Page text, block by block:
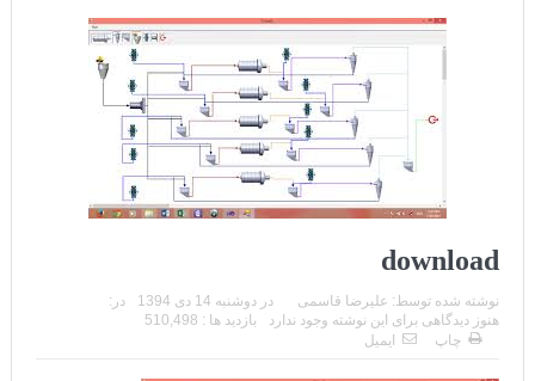
download
نوشته شده توسط: علیرضا قاسمی در دوشنبه 14 دی 1394
در:
هنوز دیدگاهی برای این نوشته وجود ندارد
بازدید ها : 510,498
چاپ
ایمیل